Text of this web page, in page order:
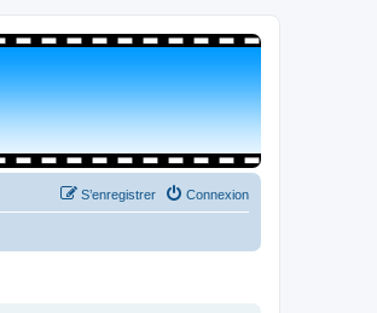
Connexion
S’enregistrer